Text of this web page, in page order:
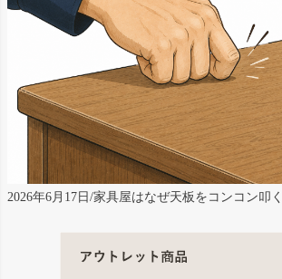
2026年6月17日/家具屋はなぜ天板をコンコン叩